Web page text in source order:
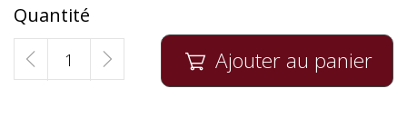
Quantité
 Ajouter au panier